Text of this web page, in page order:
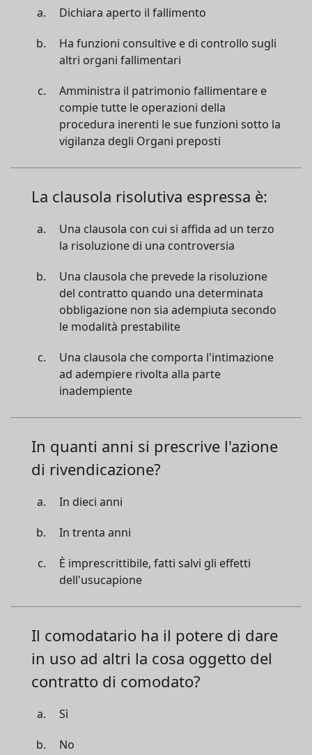
Dichiara aperto il fallimento
Ha funzioni consultive e di controllo sugli
altri organi fallimentari
Amministra il patrimonio fallimentare e
compie tutte le operazioni della
procedura inerenti le sue funzioni sotto la
vigilanza degli Organi preposti
La clausola risolutiva espressa è:
Una clausola con cui si affida ad un terzo
la risoluzione di una controversia
Una clausola che prevede la risoluzione
del contratto quando una determinata
obbligazione non sia adempiuta secondo
le modalità prestabilite
Una clausola che comporta l'intimazione
ad adempiere rivolta alla parte
inadempiente
In quanti anni si prescrive l'azione
di rivendicazione?
In dieci anni
In trenta anni
È imprescrittibile, fatti salvi gli effetti
dell'usucapione
Il comodatario ha il potere di dare
in uso ad altri la cosa oggetto del
contratto di comodato?
Sì
No